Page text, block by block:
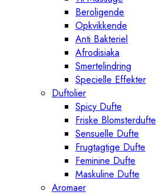
Beroligende
Opkvikkende
Anti Bakteriel
Afrodisiaka
Smertelindring
Specielle Effekter
Duftolier
Spicy Dufte
Friske Blomsterdufte
Sensuelle Dufte
Frugtagtige Dufte
Feminine Dufte
Maskuline Dufte
Aromaer